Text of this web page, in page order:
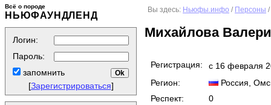
Всё о породе
НЬЮФАУНДЛЕНД
Логин:
Пароль:
запомнить
[Зарегистрироваться]
Вы здесь: Ньюфы.инфо / Персоны /
Михайлова
Регистрация:
с 16 февраля
Регион:
Россия ,
Респект:
0